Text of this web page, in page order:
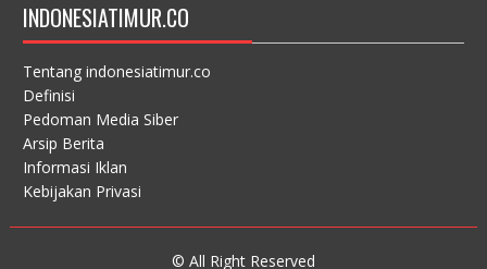
INDONESIATIMUR.CO
Tentang indonesiatimur.co
Definisi
Pedoman Media Siber
Arsip Berita
Informasi Iklan
Kebijakan Privasi
© All Right Reserved